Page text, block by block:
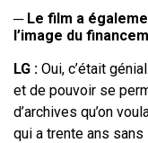
─ Le film a
l’image du
LG : Oui, c’était
et de pouvoir se
d’archives qu’on
qui a trente ans sans